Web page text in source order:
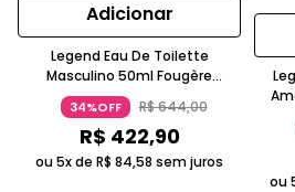
Adicionar
Legend Eau De Toilette
Masculino 50ml Fougère
Amadeirada Preto E Prata
Montblanc
34%OFF R$644,00
R$ 422,90
ou 5x de R$ 84,58 sem juros
ou